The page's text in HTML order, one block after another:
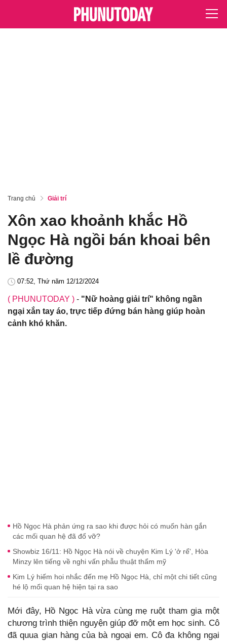
Trang chủ Giải trí
Xôn xao khoảnh khắc Hồ
Ngọc Hà ngồi bán khoai bên
lề đường
07:52, Thứ năm 12/12/2024
( PHUNUTODAY ) - "Nữ hoàng giải trí" không ngần
ngại xắn tay áo, trực tiếp đứng bán hàng giúp hoàn
cảnh khó khăn.
Hồ Ngọc Hà phản ứng ra sao khi được hỏi có muốn hàn gắn
các mối quan hệ đã đổ vỡ?
Showbiz 16/11: Hồ Ngọc Hà nói về chuyện Kim Lý 'ở rể', Hòa
Minzy lên tiếng về nghi vấn phẫu thuật thẩm mỹ
Kim Lý hiếm hoi nhắc đến mẹ Hồ Ngọc Hà, chỉ một chi tiết cũng
hé lộ mối quan hệ hiện tại ra sao
Mới đây, Hồ Ngọc Hà vừa cùng mẹ ruột tham gia một
chương trình thiện nguyện giúp đỡ một em học sinh. Cô
đã quua gian hàng của bà ngoại em. Cô đa không ngại